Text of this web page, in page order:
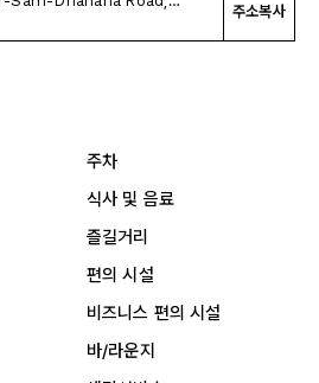
주소복사
주차
식사 및 음료
즐길거리
편의 시설
비즈니스 편의 시설
바/라운지